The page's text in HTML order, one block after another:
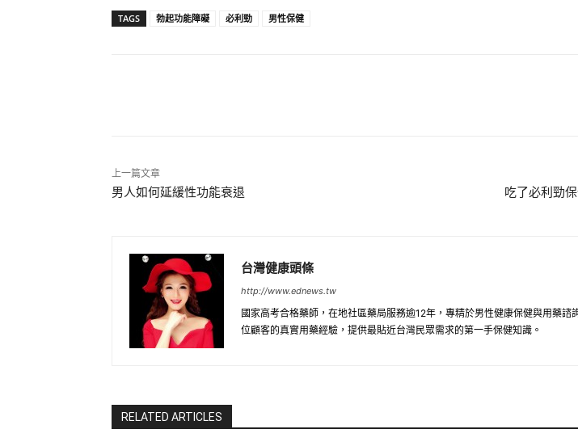
TAGS 勃起功能障礙 必利勁 男性保健
上一篇文章
男人如何延緩性功能衰退 吃了必利勁
台灣健康頭條
http://www.ednews.tw
國家高考合格藥師，在地社區藥局服務逾12年，專精於男性健康保健與用藥諮
位顧客的真實用藥經驗，提供最貼近台灣民眾需求的第一手保健知識。
RELATED ARTICLES